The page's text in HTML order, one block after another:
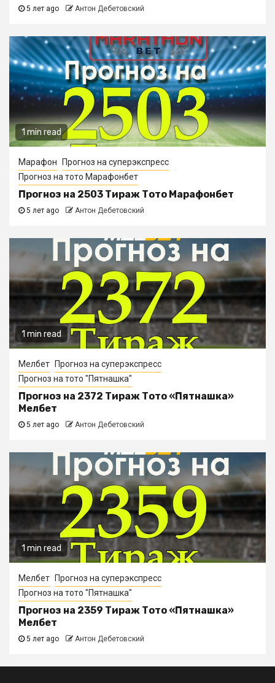
5 лет ago Антон Дебетовский
1 min read
Марафон
Прогноз на суперэкспресс
Прогноз на тото Марафонбет
Прогноз на 2503 Тираж Тото Марафонбет
5 лет ago Антон Дебетовский
1 min read
Мелбет
Прогноз на суперэкспресс
Прогноз на тото "Пятнашка"
Прогноз на 2372 Тираж Тото «Пятнашка»
Мелбет
5 лет ago Антон Дебетовский
1 min read
Мелбет
Прогноз на суперэкспресс
Прогноз на тото "Пятнашка"
Прогноз на 2359 Тираж Тото «Пятнашка»
Мелбет
5 лет ago Антон Дебетовский